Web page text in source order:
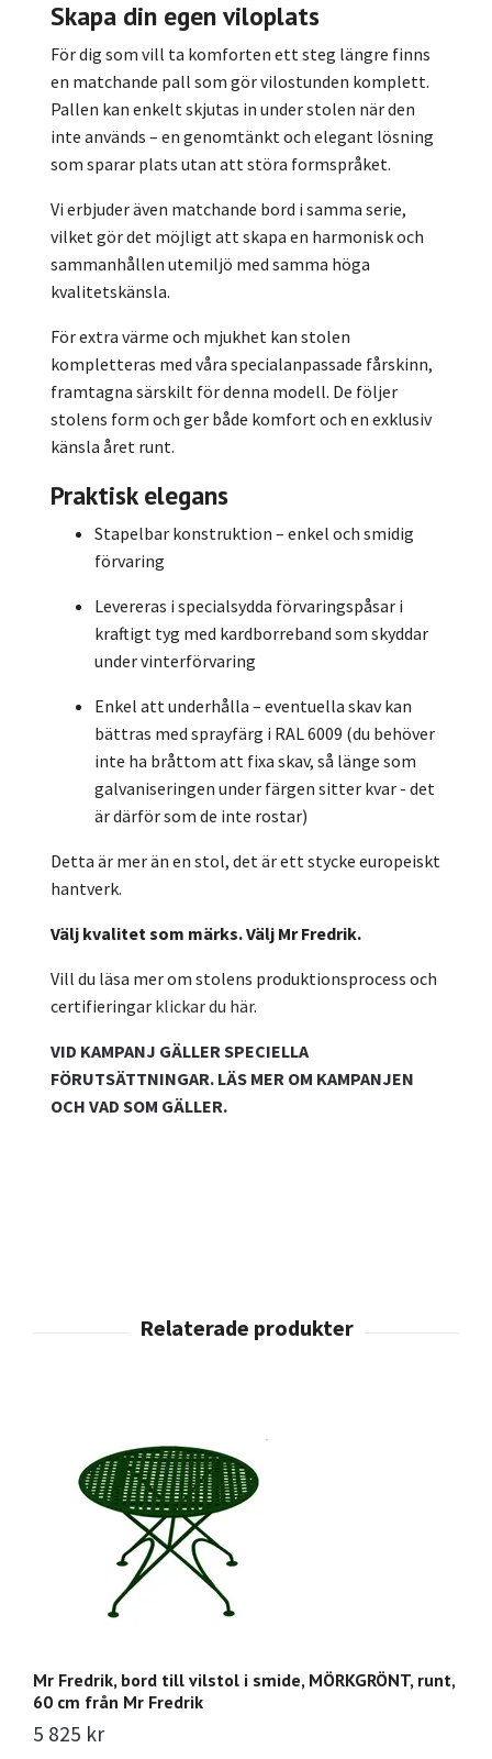
Skapa din egen viloplats
För dig som vill ta komforten ett steg längre finns
en matchande pall som gör vilostunden komplett.
Pallen kan enkelt skjutas in under stolen när den
inte används – en genomtänkt och elegant lösning
som sparar plats utan att störa formspråket.
Vi erbjuder även matchande bord i samma serie,
vilket gör det möjligt att skapa en harmonisk och
sammanhållen utemiljö med samma höga
kvalitetskänsla.
För extra värme och mjukhet kan stolen
kompletteras med våra specialanpassade fårskinn,
framtagna särskilt för denna modell. De följer
stolens form och ger både komfort och en exklusiv
känsla året runt.
Praktisk elegans
Stapelbar konstruktion – enkel och smidig
förvaring
Levereras i specialsydda förvaringspåsar i
kraftigt tyg med kardborreband som skyddar
under vinterförvaring
Enkel att underhålla – eventuella skav kan
bättras med sprayfärg i RAL 6009 (du behöver
inte ha bråttom att fixa skav, så länge som
galvaniseringen under färgen sitter kvar - det
är därför som de inte rostar)
Detta är mer än en stol, det är ett stycke europeiskt
hantverk.
Välj kvalitet som märks. Välj Mr Fredrik.
Vill du läsa mer om stolens produktionsprocess och
certifieringar klickar du här.
VID KAMPANJ GÄLLER SPECIELLA
FÖRUTSÄTTNINGAR. LÄS MER OM KAMPANJEN
OCH VAD SOM GÄLLER.
Mr Fredrik, bord till vilstol i smide, MÖRKGRÖNT, runt,
60 cm från Mr Fredrik
5 825 kr